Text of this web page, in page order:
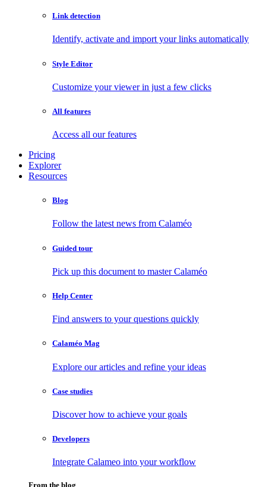
Link detection
Identify, activate and import your links automatically
Style Editor
Customize your viewer in just a few clicks
All features
Access all our features
Pricing
Explorer
Resources
Blog
Follow the latest news from Calaméo
Guided tour
Pick up this document to master Calaméo
Help Center
Find answers to your questions quickly
Calaméo Mag
Explore our articles and refine your ideas
Case studies
Discover how to achieve your goals
Developers
Integrate Calameo into your workflow
From the blog